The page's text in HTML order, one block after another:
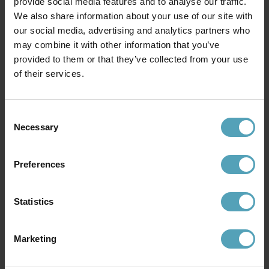
We also share information about your use of our site with
our social media, advertising and analytics partners who
may combine it with other information that you’ve
provided to them or that they’ve collected from your use
of their services.
Selection
Necessary
Preferences
Statistics
Marketing
WESTAL
Acis Uttag 110cm
1 229 kr
Rek. 1 569 kr
AIRAM
Handy m. uttag 55cm
739 kr
OSRAM
525 kr